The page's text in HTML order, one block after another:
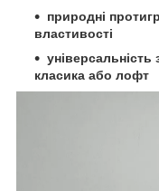
природні
властивості
класика або лофт